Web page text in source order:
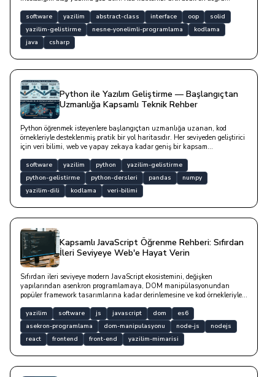
software yazilim abstract-class interface oop
solid
yazilim-gelistirme
nesne-yonelimli-programlama
kodlama
java
csharp
Python ile Yazılım Geliştirme — Başlangıçtan
Uzmanlığa Kapsamlı Teknik Rehber
Python öğrenmek isteyenlere başlangıçtan uzmanlığa uzanan, kod
örnekleriyle desteklenmiş pratik bir yol haritasıdır. Her seviyeden geliştirici
için veri bilimi, web ve yapay zekaya kadar geniş bir kapsam
software yazilim python
yazilim-gelistirme
python-gelistirme
python-dersleri pandas
numpy
yazilim-dili
kodlama veri-bilimi
Kapsamlı JavaScript Öğrenme Rehberi: Sıfırdan
İleri Seviyeye Web'e Hayat Verin
Sıfırdan ileri seviyeye modern JavaScript ekosistemini, değişken
yapılarından asenkron programlamaya, DOM manipülasyonundan
popüler framework tasarımlarına kadar derinlemesine ve kod örnekleriyle
yazilim software js javascript dom
es6
asekron-programlama
dom-manipulasyonu node-js
nodejs
react
frontend front-end yazilim-mimarisi